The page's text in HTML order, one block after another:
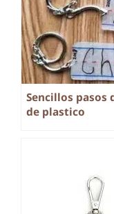
Sencillos pasos
de plastico